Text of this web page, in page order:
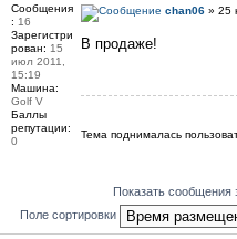
chan06 » 25
В продаже!
Тема поднималась
Сообщения
: 16
Зарегистри
рован: 15
июл 2011,
15:19
Машина:
Golf V
Баллы
репутации:
0
Показать сообщения
Поле сортировки